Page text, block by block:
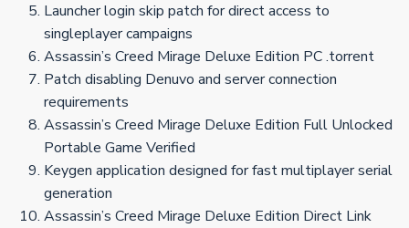
Launcher login skip patch for direct access to
singleplayer campaigns
Assassin’s Creed Mirage Deluxe Edition PC .torrent
Patch disabling Denuvo and server connection
requirements
Assassin’s Creed Mirage Deluxe Edition Full Unlocked
Portable Game Verified
Keygen application designed for fast multiplayer serial
generation
Assassin’s Creed Mirage Deluxe Edition Direct Link